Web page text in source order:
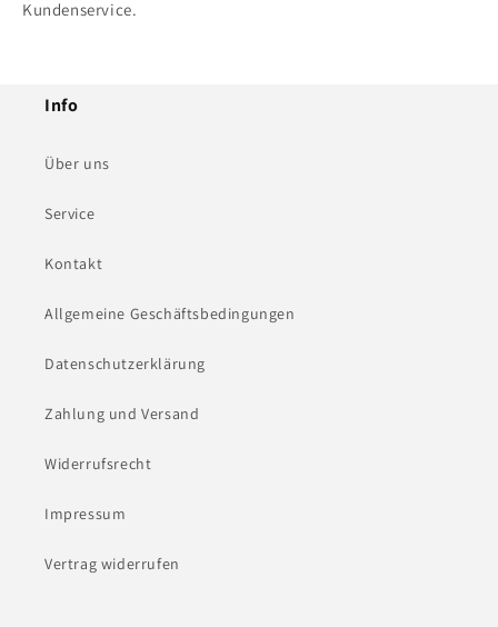
Kundenservice.
Info
Über uns
Service
Kontakt
Allgemeine Geschäftsbedingungen
Datenschutzerklärung
Zahlung und Versand
Widerrufsrecht
Impressum
Vertrag widerrufen